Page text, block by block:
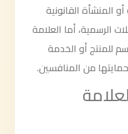
المنشأة القانونية
الرسمية، أما العلامة
للمنتج أو الخدمة
من المنافسين.